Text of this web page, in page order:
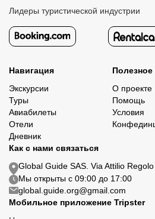
Лидеры туристической индустрии
Навигация
Экскурсии
Туры
Авиабилеты
Отели
Дневник
Полезное
О проекте
Помощь
Условия
Как с нами связаться
Global Guide SAS. Via Attilio
Мы открыты с 09:00 до 17:00
global.guide.org@gmail.com
Мобильное приложение Tripster